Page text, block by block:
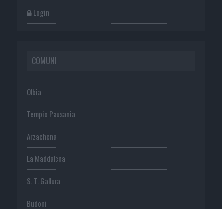
Login
COMUNI
Olbia
Tempio Pausania
Arzachena
La Maddalena
S. T. Gallura
Budoni